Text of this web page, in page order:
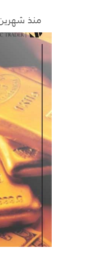
منذ